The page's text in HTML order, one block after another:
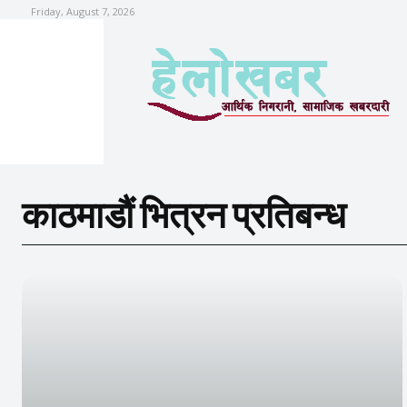
Friday, August 7, 2026
काठमाडौं भित्रन प्रतिबन्ध